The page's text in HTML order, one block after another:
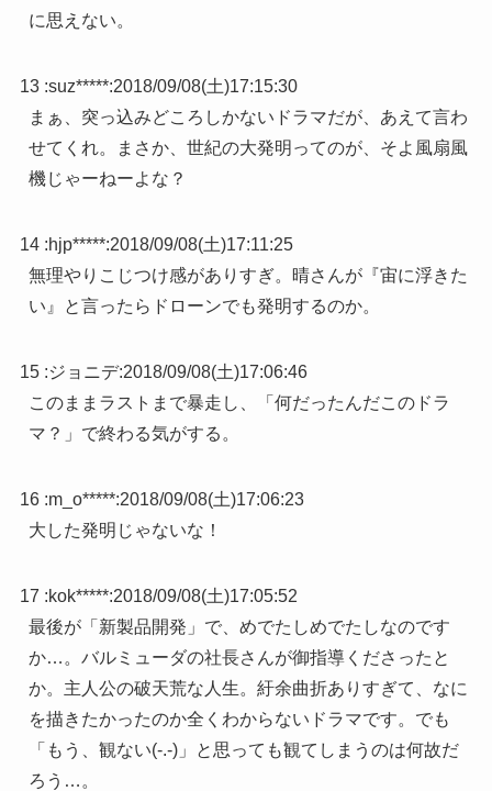
に思えない。
13 :suz*****:2018/09/08(土)17:15:30
まぁ、突っ込みどころしかないドラマだが、あえて言わ
せてくれ。まさか、世紀の大発明ってのが、そよ風扇風
機じゃーねーよな？
14 :hjp*****:2018/09/08(土)17:11:25
無理やりこじつけ感がありすぎ。晴さんが『宙に浮きた
い』と言ったらドローンでも発明するのか。
15 :ジョニデ:2018/09/08(土)17:06:46
このままラストまで暴走し、「何だったんだこのドラ
マ？」で終わる気がする。
16 :m_o*****:2018/09/08(土)17:06:23
大した発明じゃないな！
17 :kok*****:2018/09/08(土)17:05:52
最後が「新製品開発」で、めでたしめでたしなのです
か…。バルミューダの社長さんが御指導くださったと
か。主人公の破天荒な人生。紆余曲折ありすぎて、なに
を描きたかったのか全くわからないドラマです。でも
「もう、観ない(-.-)」と思っても観てしまうのは何故だ
ろう…。